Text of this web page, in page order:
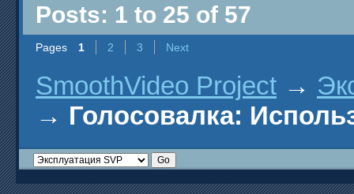
Posts: 1 to 25 of 57
Pages 1 2 3 Next
SmoothVideo Project →
→ Голосовалка: